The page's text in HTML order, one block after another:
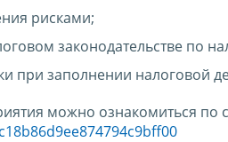
рисками;
законодательстве по
при заполнении налоговой
можно ознакомиться по